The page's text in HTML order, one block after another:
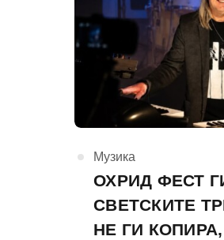
КАтегорија
Музика
ОХРИД ФЕСТ
СВЕТСКИТЕ
НЕ ГИ